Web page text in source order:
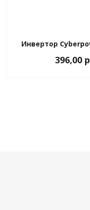
Инвертор
396,00